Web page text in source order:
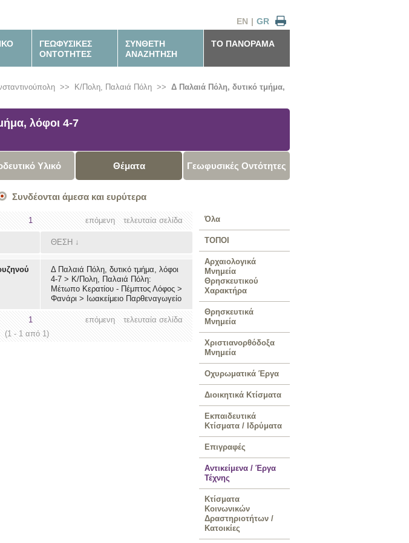
GR
|
EN
ΓΕΩΦΥΣΙΚΕΣ
ΟΝΤΟΤΗΤΕΣ
ΣΥΝΘΕΤΗ
ΑΝΑΖΗΤΗΣΗ
ΤΟ ΠΑΝΟΡΑΜΑ
>> Κ/Πολη, Παλαιά Πόλη >> Δ Παλαιά Πόλη, δυτικό τμήμα,
λόφοι 4-7
Υλικό Θέματα Γεωφυσικές Οντότητες
Συνδέονται άμεσα και ευρύτερα
τελευταία σελίδα
επόμενη
1
ΘΕΣΗ ↓
Δ Παλαιά Πόλη, δυτικό τμήμα, λόφοι
4-7 > Κ/Πολη, Παλαιά Πόλη:
Μέτωπο Κερατίου - Πέμπτος Λόφος >
Φανάρι > Ιωακείμειο Παρθεναγωγείο
τελευταία σελίδα
επόμενη
1
(1 - 1 από 1)
Όλα
ΤΟΠΟΙ
Αρχαιολογικά
Μνημεία
Θρησκευτικού
Χαρακτήρα
Θρησκευτικά
Μνημεία
Χριστιανορθόδοξα
Μνημεία
Οχυρωματικά Έργα
Διοικητικά Κτίσματα
Εκπαιδευτικά
Κτίσματα / Ιδρύματα
Επιγραφές
Αντικείμενα / Έργα
Τέχνης
Κτίσματα
Κοινωνικών
Δραστηριοτήτων /
Κατοικίες